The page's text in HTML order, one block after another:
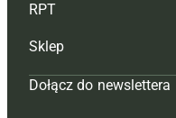
Reklama
Tagi
Mapa serwisu
Hoduj z głową bydło
Hoduj z głową świnie
Prenumerata
RPT
Redakcja
Prenumerata
Sklep
Czasopisma i prenumerata
Dołącz do newslettera